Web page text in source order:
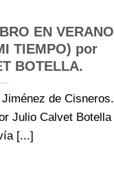
EN VERANO
TIEMPO) por
BOTELLA.
de Cisneros.
Julio Calvet Botella
[...]